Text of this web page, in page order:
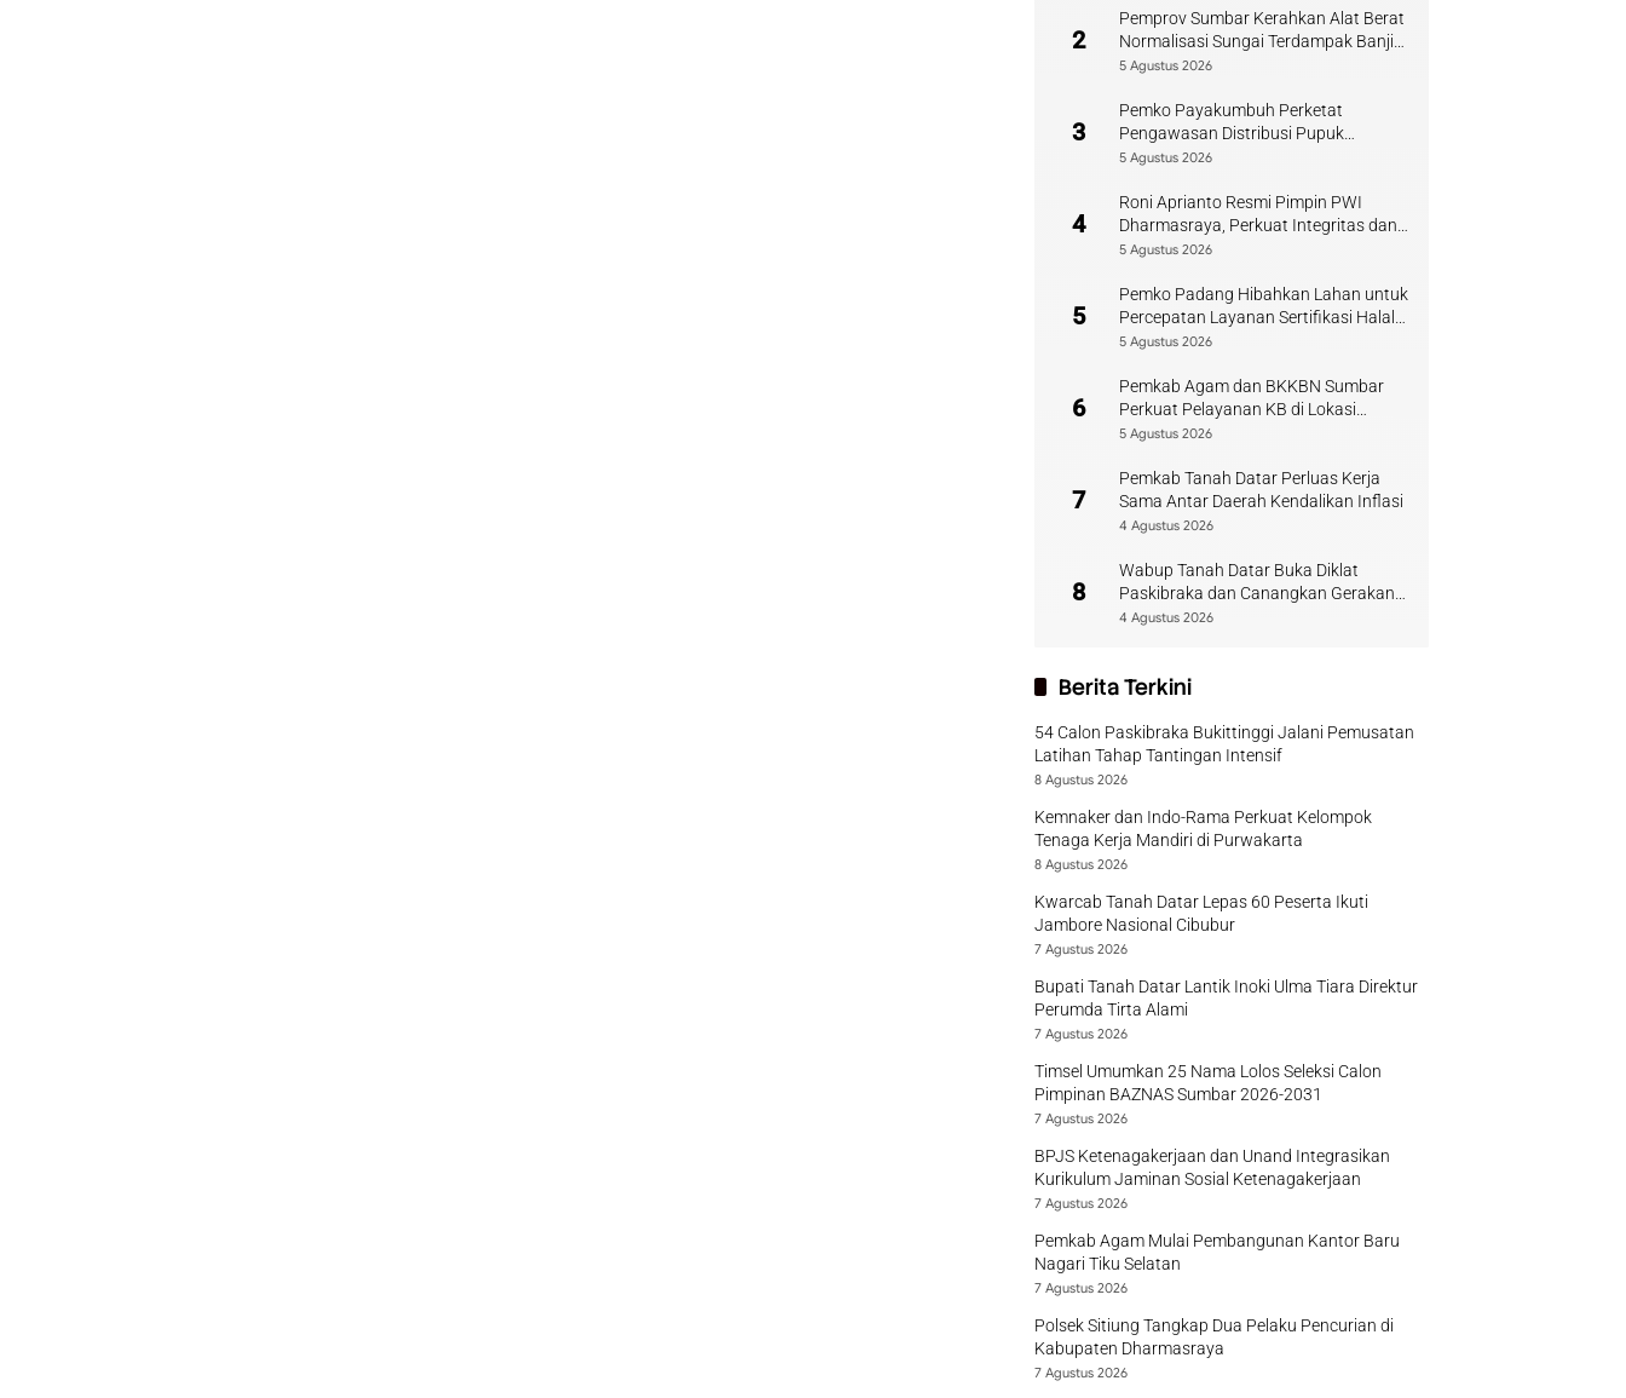
2
Pemprov Sumbar Kerahkan Alat Berat
Normalisasi Sungai Terdampak Banjir
Kuranji
5 Agustus 2026
3
Pemko Payakumbuh Perketat
Pengawasan Distribusi Pupuk
Bersubsidi bagi Petani Lokal
5 Agustus 2026
4
Roni Aprianto Resmi Pimpin PWI
Dharmasraya, Perkuat Integritas dan
Kompetensi Jurnalis
5 Agustus 2026
5
Pemko Padang Hibahkan Lahan untuk
Percepatan Layanan Sertifikasi Halal
di Sumbar
5 Agustus 2026
6
Pemkab Agam dan BKKBN Sumbar
Perkuat Pelayanan KB di Lokasi
Bencana
5 Agustus 2026
7
Pemkab Tanah Datar Perluas Kerja
Sama Antar Daerah Kendalikan Inflasi
4 Agustus 2026
8
Wabup Tanah Datar Buka Diklat
Paskibraka dan Canangkan Gerakan
Bendera
4 Agustus 2026
Berita Terkini
54 Calon Paskibraka Bukittinggi Jalani Pemusatan
Latihan Tahap Tantingan Intensif
8 Agustus 2026
Kemnaker dan Indo-Rama Perkuat Kelompok
Tenaga Kerja Mandiri di Purwakarta
8 Agustus 2026
Kwarcab Tanah Datar Lepas 60 Peserta Ikuti
Jambore Nasional Cibubur
7 Agustus 2026
Bupati Tanah Datar Lantik Inoki Ulma Tiara Direktur
Perumda Tirta Alami
7 Agustus 2026
Timsel Umumkan 25 Nama Lolos Seleksi Calon
Pimpinan BAZNAS Sumbar 2026-2031
7 Agustus 2026
BPJS Ketenagakerjaan dan Unand Integrasikan
Kurikulum Jaminan Sosial Ketenagakerjaan
7 Agustus 2026
Pemkab Agam Mulai Pembangunan Kantor Baru
Nagari Tiku Selatan
7 Agustus 2026
Polsek Sitiung Tangkap Dua Pelaku Pencurian di
Kabupaten Dharmasraya
7 Agustus 2026